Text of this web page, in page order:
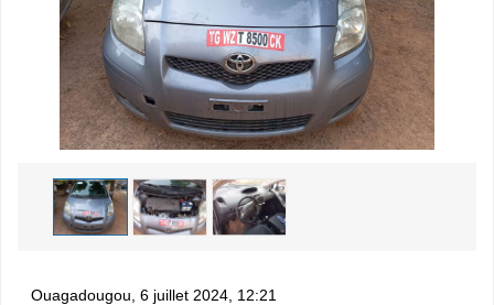
Ouagadougou, 6 juillet 2024, 12:21